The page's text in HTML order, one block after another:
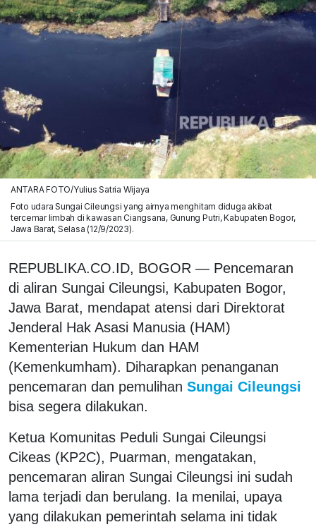
ANTARA FOTO/Yulius Satria Wijaya
Foto udara Sungai Cileungsi yang airnya menghitam diduga akibat
tercemar limbah di kawasan Ciangsana, Gunung Putri, Kabupaten Bogor,
Jawa Barat, Selasa (12/9/2023).
REPUBLIKA.CO.ID, BOGOR — Pencemaran
di aliran Sungai Cileungsi, Kabupaten Bogor,
Jawa Barat, mendapat atensi dari Direktorat
Jenderal Hak Asasi Manusia (HAM)
Kementerian Hukum dan HAM
(Kemenkumham). Diharapkan penanganan
pencemaran dan pemulihan Sungai Cileungsi
bisa segera dilakukan.
Ketua Komunitas Peduli Sungai Cileungsi
Cikeas (KP2C), Puarman, mengatakan,
pencemaran aliran Sungai Cileungsi ini sudah
lama terjadi dan berulang. Ia menilai, upaya
yang dilakukan pemerintah selama ini tidak